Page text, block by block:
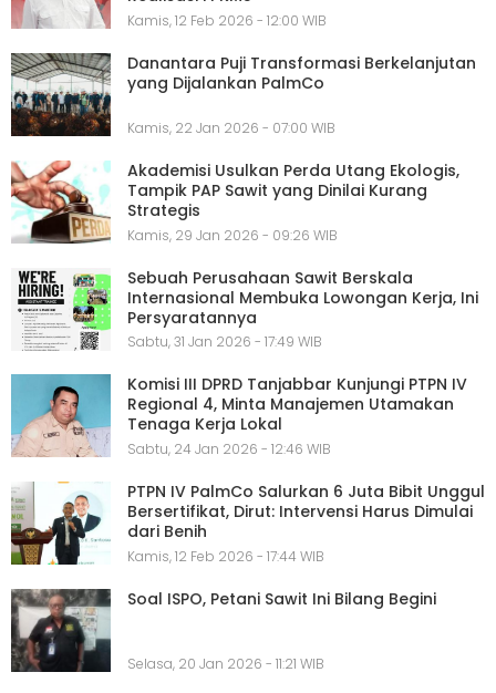
Kamis, 12 Feb 2026 - 12:00 WIB
Danantara Puji Transformasi Berkelanjutan
yang Dijalankan PalmCo
Kamis, 22 Jan 2026 - 07:00 WIB
Akademisi Usulkan Perda Utang Ekologis,
Tampik PAP Sawit yang Dinilai Kurang
Strategis
Kamis, 29 Jan 2026 - 09:26 WIB
Sebuah Perusahaan Sawit Berskala
Internasional Membuka Lowongan Kerja, Ini
Persyaratannya
Sabtu, 31 Jan 2026 - 17:49 WIB
Komisi III DPRD Tanjabbar Kunjungi PTPN IV
Regional 4, Minta Manajemen Utamakan
Tenaga Kerja Lokal
Sabtu, 24 Jan 2026 - 12:46 WIB
PTPN IV PalmCo Salurkan 6 Juta Bibit Unggul
Bersertifikat, Dirut: Intervensi Harus Dimulai
dari Benih
Kamis, 12 Feb 2026 - 17:44 WIB
Soal ISPO, Petani Sawit Ini Bilang Begini
Selasa, 20 Jan 2026 - 11:21 WIB